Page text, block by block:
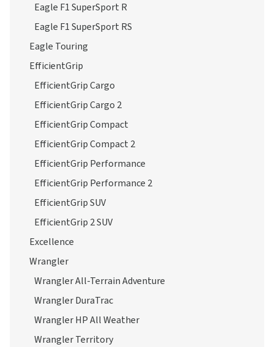
Eagle F1 SuperSport R
Eagle F1 SuperSport RS
Eagle Touring
EfficientGrip
EfficientGrip Cargo
EfficientGrip Cargo 2
EfficientGrip Compact
EfficientGrip Compact 2
EfficientGrip Performance
EfficientGrip Performance 2
EfficientGrip SUV
EfficientGrip 2 SUV
Excellence
Wrangler
Wrangler All-Terrain Adventure
Wrangler DuraTrac
Wrangler HP All Weather
Wrangler Territory